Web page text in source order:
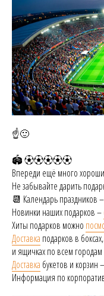
☝️🙂
🏟️ ⚽︎⚽︎⚽︎⚽︎⚽︎
Впереди ещё много
Не забывайте дарить
📆 Календарь праздников –
Новинки наших подарков –
Хиты подарков можно
Доставка подарков в
и ящичках по всем городам
Доставка букетов и корзин
Информация по